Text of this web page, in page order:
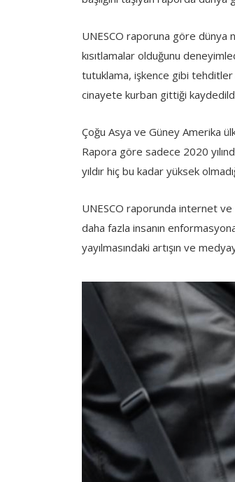
UNESCO raporuna göre dünya
kısıtlamalar olduğunu
tutuklama, işkence gibi tehditler
cinayete kurban gittiği
Çoğu Asya ve Güney Amerika
Rapora göre sadece 2020
yıldır hiç bu kadar yüksek
UNESCO raporunda internet
daha fazla insanın
yayılmasındaki artışın ve